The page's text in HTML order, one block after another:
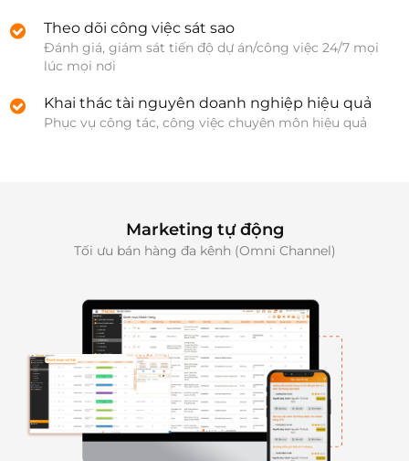
Theo dõi công việc sát sao
Đánh giá, giám sát tiến độ dự án/công việc 24/7 mọi
lúc mọi nơi
Khai thác tài nguyên doanh nghiệp hiệu quả
Phục vụ công tác, công việc chuyên môn hiệu quả
Marketing tự động
Tối ưu bán hàng đa kênh (Omni Channel)